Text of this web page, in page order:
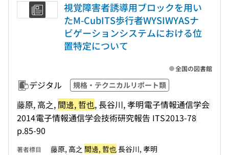
視覚障害者誘導用ブロックを用い
たM-CubITS歩行者WYSIWYASナ
ビゲーションシステムにおける位
置特定について
デジタル 規格・テクニカルリポート類
藤原, 高之, 間邊, 哲也, 長谷川, 孝明電子情報通信学会
2014電子情報通信学会技術研究報告 ITS2013-78
p.85-90
全国の図書館
著者標目 藤原, 高之 間邊, 哲也長谷川, 孝明